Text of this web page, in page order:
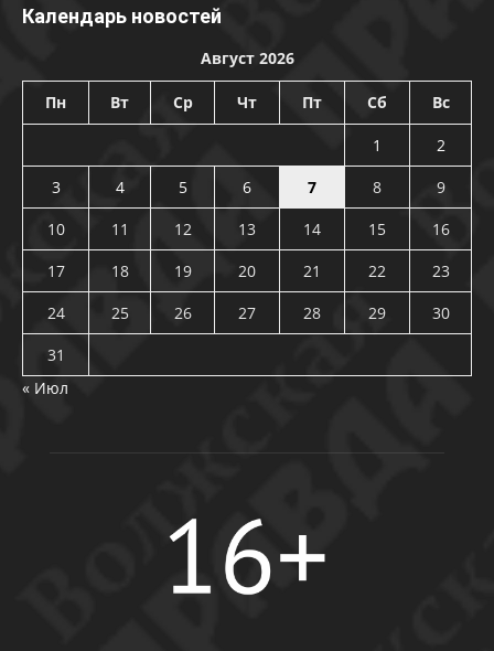
Календарь новостей
Август 2026
Пн Вт Ср Чт Пт Сб Вс
1
2
3
4 5 6 7 8
9
10
11 12 13 14 15
16
17
18 19 20 21 22
23
24
25 26 27 28 29
30
31
« Июл